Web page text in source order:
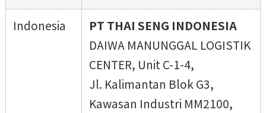
Indonesia
PT THAI SENG INDONESIA
DAIWA MANUNGGAL LOGISTIK
CENTER, Unit C-1-4,
Jl. Kalimantan Blok G3,
Kawasan Industri MM2100,